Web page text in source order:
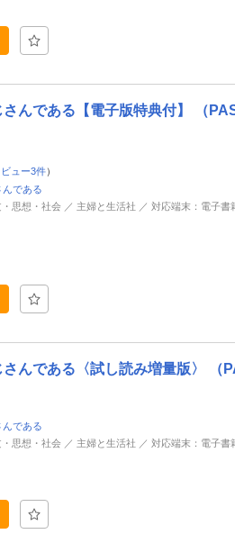
んである【電子版特典付】 （
ビュー3件）
である
思想・社会 ／ 主婦と生活社 ／ 対応端末：電子書
んである〈試し読み増量版〉 （
である
思想・社会 ／ 主婦と生活社 ／ 対応端末：電子書